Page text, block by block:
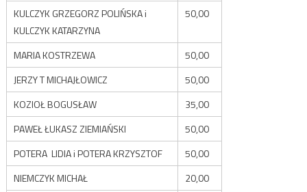
KULCZYK GRZEGORZ POLIŃSKA i
KULCZYK KATARZYNA
50,00
MARIA KOSTRZEWA
50,00
JERZY T MICHAJŁOWICZ
50,00
KOZIOŁ BOGUSŁAW
35,00
PAWEŁ ŁUKASZ ZIEMIAŃSKI
50,00
POTERA LIDIA i POTERA KRZYSZTOF
50,00
NIEMCZYK MICHAŁ
20,00